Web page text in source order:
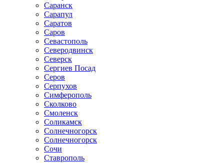
Саранск
Сарапул
Саратов
Саров
Севастополь
Северодвинск
Северск
Сергиев Посад
Серов
Серпухов
Симферополь
Сколково
Смоленск
Соликамск
Солнечногорск
Солнечногорск
Сочи
Ставрополь